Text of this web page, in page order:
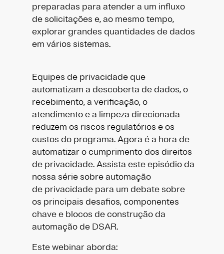
preparadas para atender a um influxo
de solicitações e, ao mesmo tempo,
explorar grandes quantidades de dados
em vários sistemas.​
Equipes de privacidade que
automatizam a descoberta de dados, o
recebimento, a verificação, o
atendimento e a limpeza direcionada
reduzem os riscos regulatórios e os
custos do programa. Agora é a hora de
automatizar o cumprimento dos direitos
de privacidade. Assista este episódio da
nossa série sobre automação
de privacidade para um debate sobre
os principais desafios, componentes
chave e blocos de construção da
automação de DSAR. ​
Este webinar aborda:​